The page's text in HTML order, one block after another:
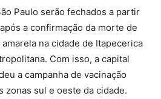
Paulo serão fechados a partir
a confirmação da morte de
na cidade de Itapecerica
Com isso, a capital
a campanha de vacinação
zonas sul e oeste da cidade.